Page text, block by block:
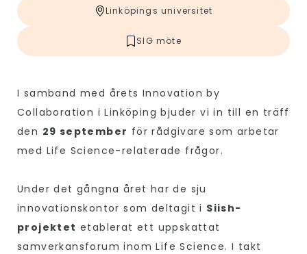
Linköpings universitet
SIG möte
I samband med årets Innovation by
Collaboration i Linköping bjuder vi in till en träff
den 29 september för rådgivare som arbetar
med Life Science-relaterade frågor.
Under det gångna året har de sju
innovationskontor som deltagit i Siish-
projektet etablerat ett uppskattat
samverkansforum inom Life Science. I takt